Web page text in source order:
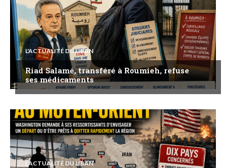
L'ACTUALITÉ DU LIBAN
Riad Salamé, transféré à Roumieh, refuse
ses médicaments
L'ACTUALITÉ DU LIBAN